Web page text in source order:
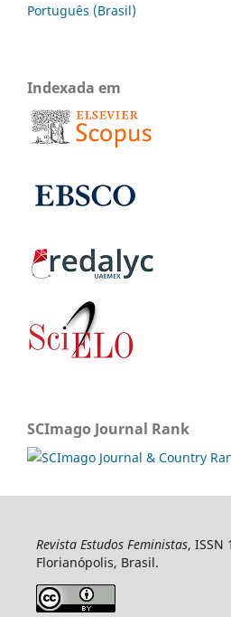
Português (Brasil)
Indexada em
SCImago Journal Rank
Revista Estudos Feministas, ISSN
Florianópolis, Brasil.